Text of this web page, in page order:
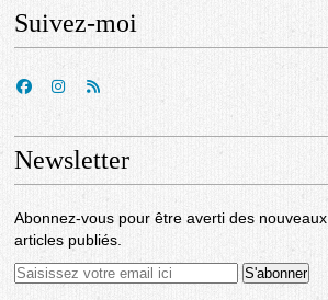
Suivez-moi
Newsletter
Abonnez-vous pour être averti des nouveaux
articles publiés.